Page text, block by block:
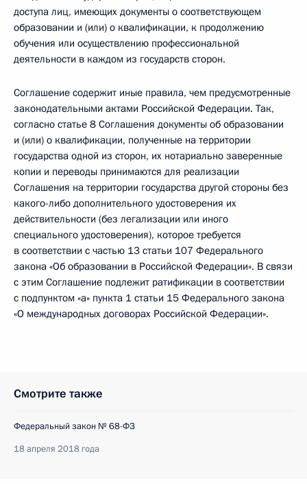
доступа лиц, имеющих документы о соответствующем
образовании и (или) о квалификации, к продолжению
обучения или осуществлению профессиональной
деятельности в каждом из государств сторон.
Соглашение содержит иные правила, чем предусмотренные
законодательными актами Российской Федерации. Так,
согласно статье 8 Соглашения документы об образовании
и (или) о квалификации, полученные на территории
государства одной из сторон, их нотариально заверенные
копии и переводы принимаются для реализации
Соглашения на территории государства другой стороны без
какого-либо дополнительного удостоверения их
действительности (без легализации или иного
специального удостоверения), которое требуется
в соответствии с частью 13 статьи 107 Федерального
закона «Об образовании в Российской Федерации». В связи
с этим Соглашение подлежит ратификации в соответствии
с подпунктом «а» пункта 1 статьи 15 Федерального закона
«О международных договорах Российской Федерации».
Смотрите также
Федеральный закон № 68-ФЗ
18 апреля 2018 года